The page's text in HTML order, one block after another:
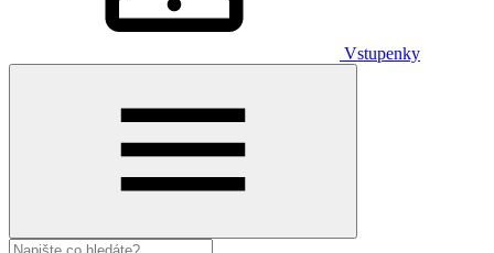
Vstupenky